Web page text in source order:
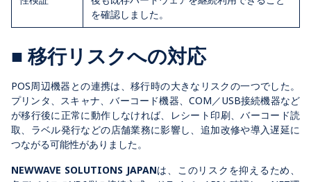
を確認しました。
■ 移行リスクへの対応
POS周辺機器との連携は、移行時の大きなリスクの一つでした。
プリンタ、スキャナ、バーコード機器、COM／USB接続機器など
が移行後に正常に動作しなければ、レシート印刷、バーコード読
取、ラベル発行などの店舗業務に影響し、追加改修や導入遅延に
つながる可能性がありました。
NEWWAVE SOLUTIONS JAPANは、このリスクを抑えるため、